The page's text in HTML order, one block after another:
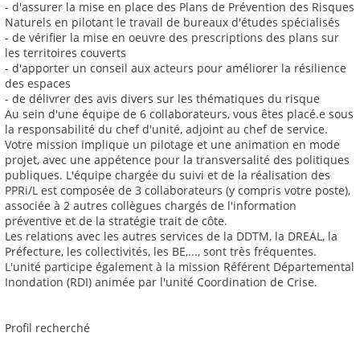
- d'assurer la mise en place des Plans de Prévention des Risques
Naturels en pilotant le travail de bureaux d'études spécialisés
- de vérifier la mise en oeuvre des prescriptions des plans sur
les territoires couverts
- d'apporter un conseil aux acteurs pour améliorer la résilience
des espaces
- de délivrer des avis divers sur les thématiques du risque
Au sein d'une équipe de 6 collaborateurs, vous êtes placé.e sous
la responsabilité du chef d'unité, adjoint au chef de service.
Votre mission implique un pilotage et une animation en mode
projet, avec une appétence pour la transversalité des politiques
publiques. L'équipe chargée du suivi et de la réalisation des
PPRi/L est composée de 3 collaborateurs (y compris votre poste),
associée à 2 autres collègues chargés de l'information
préventive et de la stratégie trait de côte.
Les relations avec les autres services de la DDTM, la DREAL, la
Préfecture, les collectivités, les BE,..., sont très fréquentes.
L'unité participe également à la mission Référent Départemental
Inondation (RDI) animée par l'unité Coordination de Crise.
Profil recherché